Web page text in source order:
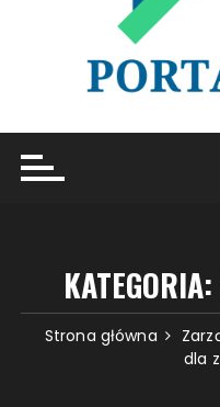
KATEGORIA:
Strona główna
dla